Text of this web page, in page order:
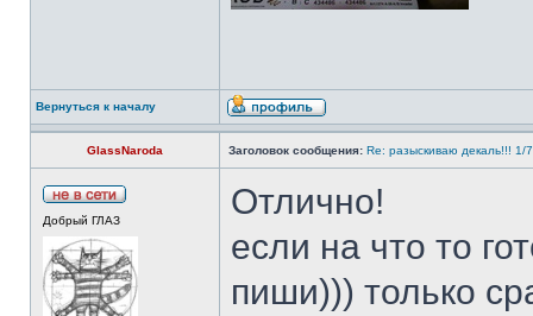
Вернуться к началу
GlassNaroda Заголовок сообщения: Re: разыскиваю декаль!!! 1/
Добрый ГЛАЗ
Отлично!
если на что то
пиши))) только